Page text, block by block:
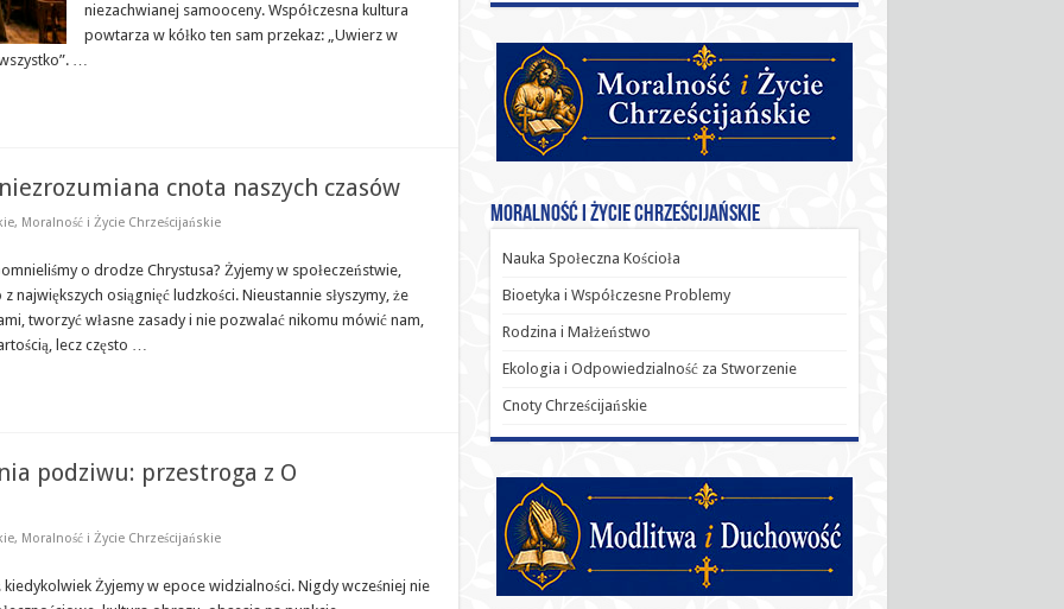
niezachwianej samooceny. Współczesna kultura
powtarza w kółko ten sam przekaz: „Uwierz w
…
cnota naszych czasów
, Moralność i Życie Chrześcijańskie
o drodze Chrystusa? Żyjemy w społeczeństwie,
największych osiągnięć ludzkości. Nieustannie słyszymy, że
tworzyć własne zasady i nie pozwalać nikomu mówić nam,
lecz często …
podziwu: przestroga z O
, Moralność i Życie Chrześcijańskie
Żyjemy w epoce widzialności. Nigdy wcześniej nie
Moralność i Życie Chrześcijańskie
Nauka Społeczna Kościoła
Bioetyka i Współczesne Problemy
Rodzina i Małżeństwo
Ekologia i Odpowiedzialność za Stworzenie
Cnoty Chrześcijańskie